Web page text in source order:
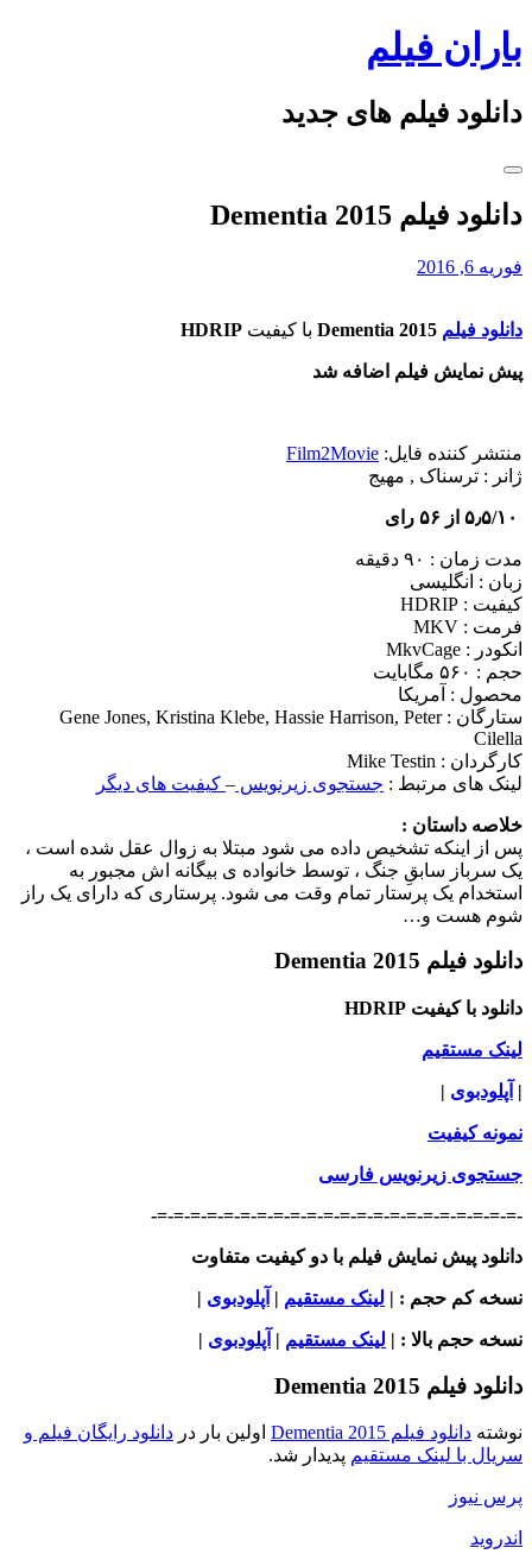
Skip
to
content
باران فیلم
دانلود فیلم های جدید
دانلود فیلم Dementia 2015
فوریه 6, 2016
دانلود فیلم Dementia 2015 با کیفیت HDRIP
پیش نمایش فیلم اضافه شد
منتشر کننده فایل: Film2Movie
ژانر : ترسناک , مهیج
مدت زمان : ۹۰ دقیقه
زبان : انگلیسی
کیفیت : HDRIP
فرمت : MKV
انکودر : MkvCage
حجم : ۵۶۰ مگابایت
محصول : آمریکا
ستارگان :Gene Jones, Kristina Klebe, Hassie Harrison, Peter
Cilella
کارگردان : Mike Testin
لینک های مرتبط : جستجوی زیرنویس – کیفیت های دیگر
خلاصه داستان :
پس از اینکه تشخیص داده می شود مبتلا به زوال عقل شده است ،
یک سرباز سابقِ جنگ ، توسط خانواده ی بیگانه اش مجبور به
استخدام یک پرستار تمام وقت می شود. پرستاری که دارای یک راز
شوم هست و…
دانلود فیلم Dementia 2015
دانلود با کیفیت HDRIP
لینک مستقیم
| آپلودبوی |
نمونه کیفیت
جستجوی زیرنویس فارسی
-=-=-=-=-=-=-=-=-=-=-=-=-=-=-=-=-=-=-=-=-=-=-
دانلود پیش نمایش فیلم با دو کیفیت متفاوت
نسخه کم حجم : | لینک مستقیم | آپلودبوی |
نسخه حجم بالا : | لینک مستقیم | آپلودبوی |
دانلود فیلم Dementia 2015
نوشته دانلود فیلم Dementia 2015 اولین بار در دانلود رایگان فیلم و
سریال با لینک مستقیم پدیدار شد.
پرس نیوز
اندروید